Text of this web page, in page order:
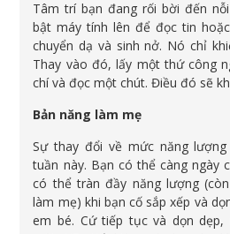
Tâm trí bạn đang rối bời đến
bật máy tính lên để đọc tin
chuyển dạ và sinh nở. Nó chỉ
Thay vào đó, lấy một thứ công
chí và đọc một chút. Điều đó sẽ
Bản năng làm mẹ
Sự thay đổi về mức năng
tuần này. Bạn có thể càng ngày
có thể tràn đầy năng lượng
làm mẹ) khi bạn cố sắp xếp và
em bé. Cứ tiếp tục và dọn dẹp,